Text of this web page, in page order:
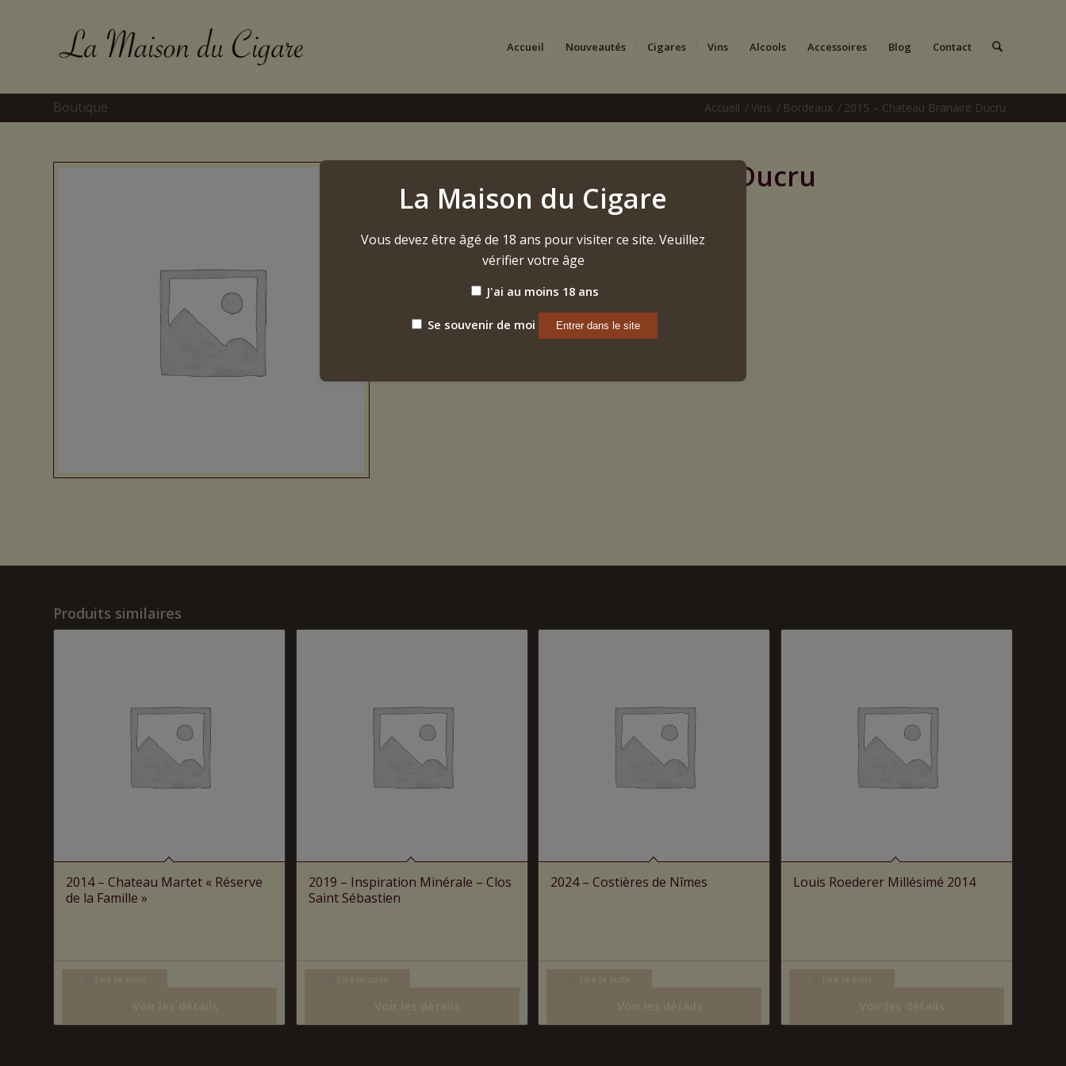
Accueil Nouveautés Cigares Vins Alcools Accessoires Blog Contact
Boutique Accueil /Vins / Bordeaux / 2015 – Chateau Branaire Ducru
2015 – Chateau Branaire Ducru
Rouge – Saint Julien
Chateau Branaire Ducru 2015 Saint Julien
Produits similaires
2014 – Chateau Martet « Réserve
de la Famille »
2019 – Inspiration Minérale – Clos
Saint Sébastien
2024 – Costières de Nîmes Louis Roederer Millésimé 2014
La Maison du Cigare
Vous devez être âgé de 18 ans pour visiter ce site. Veuillez
vérifier votre âge
J'ai au moins 18 ans
Se souvenir de moi